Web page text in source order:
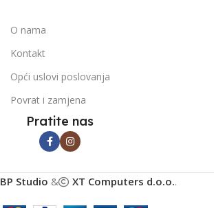
O nama
Kontakt
Opći uslovi poslovanja
Povrat i zamjena
Pratite nas
BP Studio & XT Computers d.o.o..